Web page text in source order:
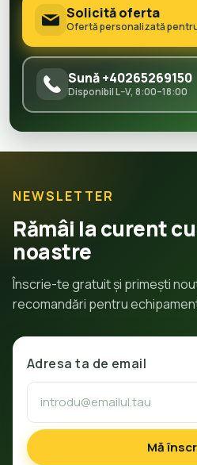
Solicită oferta
Ofertă personalizată
Sună +40265269150
Disponibil L–V, 8:00–18:00
NEWSLETTER
Rămâi la curent
noastre
Înscrie-te gratuit și primești
recomandări pentru
Adresa ta de email
Mă